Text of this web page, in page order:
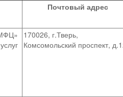
Почтовый адрес
170026, г.Тверь,
Комсомольский проспект,